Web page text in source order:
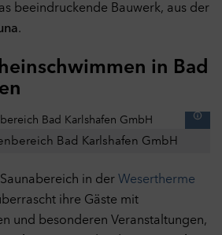
beeindruckende Bauwerk, aus der
.
in Bad
Bad Karlshafen GmbH
in der Wesertherme
ihre Gäste mit
und besonderen Veranstaltungen,
und